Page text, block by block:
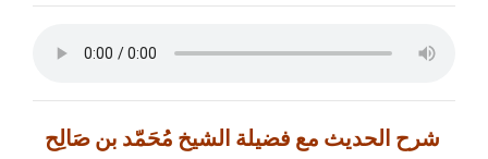
شرح الحديث مع فضيلة الشيخ مُحَمّد بن صَالِح